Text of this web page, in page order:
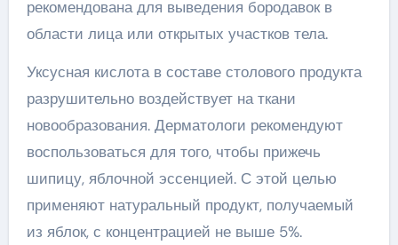
рекомендована для выведения бородавок в
области лица или открытых участков тела.
Уксусная кислота в составе столового продукта
разрушительно воздействует на ткани
новообразования. Дерматологи рекомендуют
воспользоваться для того, чтобы прижечь
шипицу, яблочной эссенцией. С этой целью
применяют натуральный продукт, получаемый
из яблок, с концентрацией не выше 5%.